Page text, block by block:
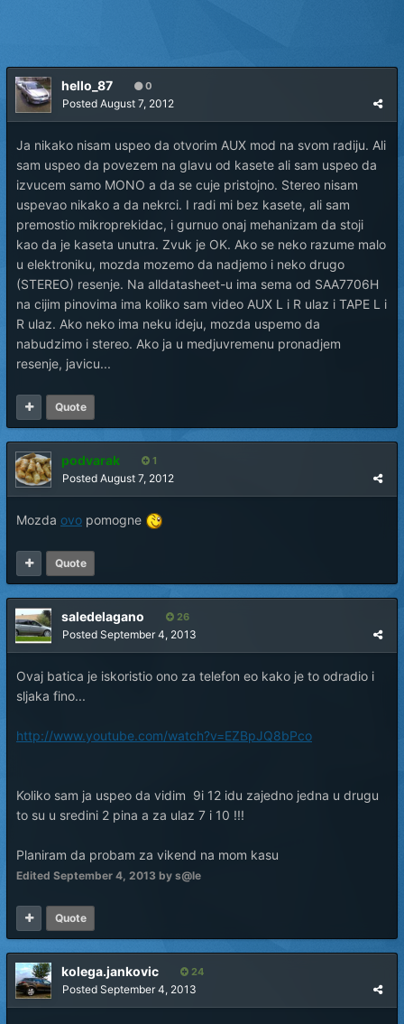
hello_87 0
Posted August 7, 2012
Ja nikako nisam uspeo da otvorim AUX mod na svom radiju. Ali
sam uspeo da povezem na glavu od kasete ali sam uspeo da
izvucem samo MONO a da se cuje pristojno. Stereo nisam
uspevao nikako a da nekrci. I radi mi bez kasete, ali sam
premostio mikroprekidac, i gurnuo onaj mehanizam da stoji
kao da je kaseta unutra. Zvuk je OK. Ako se neko razume malo
u elektroniku, mozda mozemo da nadjemo i neko drugo
(STEREO) resenje. Na alldatasheet-u ima sema od SAA7706H
na cijim pinovima ima koliko sam video AUX L i R ulaz i TAPE L i
R ulaz. Ako neko ima neku ideju, mozda uspemo da
nabudzimo i stereo. Ako ja u medjuvremenu pronadjem
resenje, javicu...
Quote
podvarak 1
Posted August 7, 2012
Mozda ovo pomogne
Quote
saledelagano 26
Posted September 4, 2013
Ovaj batica je iskoristio ono za telefon eo kako je to odradio i
sljaka fino...
http://www.youtube.com/watch?v=EZBpJQ8bPco
Koliko sam ja uspeo da vidim 9i 12 idu zajedno jedna u drugu
to su u sredini 2 pina a za ulaz 7 i 10 !!!
Planiram da probam za vikend na mom kasu
Edited September 4, 2013 by s@le
Quote
kolega.jankovic 24
Posted September 4, 2013